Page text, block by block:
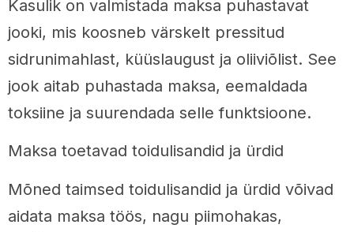
Kasulik on valmistada maksa puhastavat
jooki, mis koosneb värskelt pressitud
sidrunimahlast, küüslaugust ja oliiviõlist. See
jook aitab puhastada maksa, eemaldada
toksiine ja suurendada selle funktsioone.
Maksa toetavad toidulisandid ja ürdid
Mõned taimsed toidulisandid ja ürdid võivad
aidata maksa töös, nagu piimohakas,